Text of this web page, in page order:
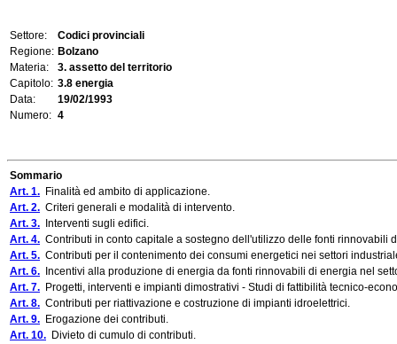
Settore:
Codici provinciali
Regione: Bolzano
Materia:
3. assetto del territorio
Capitolo: 3.8 energia
Data:
19/02/1993
Numero: 4
Sommario
Art. 1. Finalità ed ambito di applicazione.
Art. 2. Criteri generali e modalità di intervento.
Art. 3. Interventi sugli edifici.
Art. 4. Contributi in conto capitale a sostegno dell'utilizzo delle fonti rinnovabili
Art. 5. Contributi per il contenimento dei consumi energetici nei settori
Art. 6. Incentivi alla produzione di energia da fonti rinnovabili di energia nel
Art. 7. Progetti, interventi e impianti dimostrativi - Studi di fattibilità tecnico-
Art. 8. Contributi per riattivazione e costruzione di impianti idroelettrici.
Art. 9. Erogazione dei contributi.
Art. 10. Divieto di cumulo di contributi.